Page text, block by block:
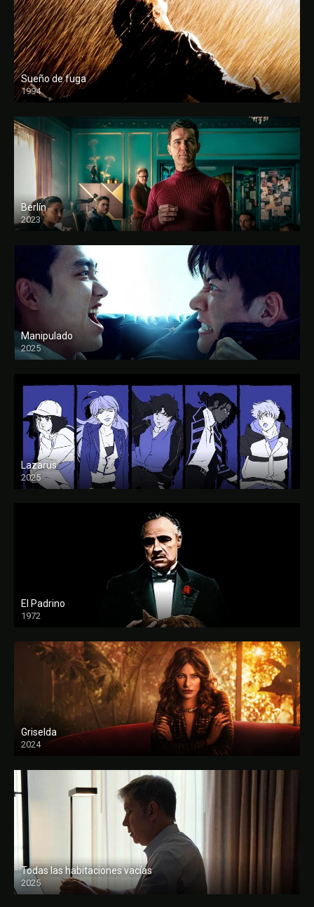
Sueño de fuga
1994
FULL HD
Berlín
2023
Manipulado
2025
Lazarus
2025
El Padrino
1972
FULL HD
Griselda
2024
Todas las habitaciones vacías
2025
FULL HD